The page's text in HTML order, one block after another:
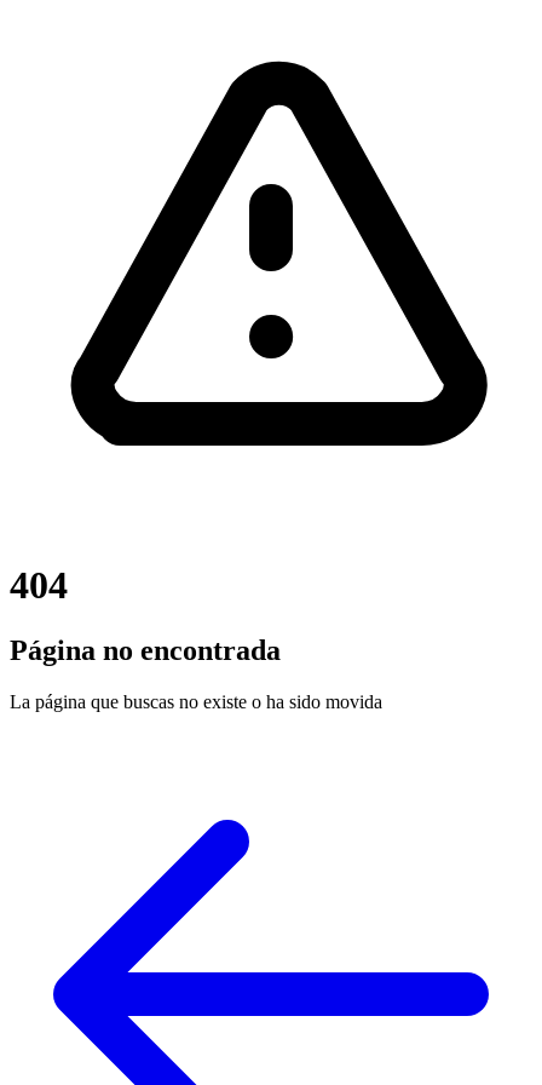
404
Página no encontrada
La página que buscas no existe o ha sido movida